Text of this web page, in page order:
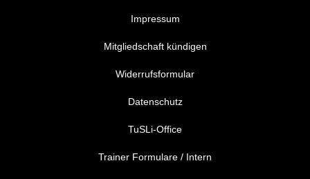
Impressum
Mitgliedschaft kündigen
Widerrufsformular
Datenschutz
TuSLi-Office
Trainer Formulare / Intern